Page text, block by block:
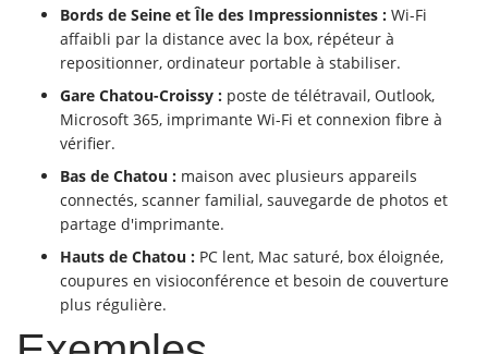
Bords de Seine et Île des Impressionnistes : Wi-Fi
affaibli par la distance avec la box, répéteur à
repositionner, ordinateur portable à stabiliser.
Gare Chatou-Croissy : poste de télétravail, Outlook,
Microsoft 365, imprimante Wi-Fi et connexion fibre à
vérifier.
Bas de Chatou : maison avec plusieurs appareils
connectés, scanner familial, sauvegarde de photos et
partage d'imprimante.
Hauts de Chatou : PC lent, Mac saturé, box éloignée,
coupures en visioconférence et besoin de couverture
plus régulière.